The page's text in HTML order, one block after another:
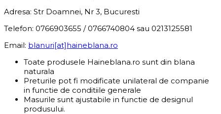
Adresa: Str Doamnei, Nr 3, Bucuresti
Telefon: 0766903655 / 0766740804 sau 0213125581
Email: blanuri[at]haineblana.ro
Toate produsele Haineblana.ro sunt din blana
naturala
Preturile pot fi modificate unilateral de companie
in functie de conditiile generale
Masurile sunt ajustabile in functie de designul
produsului.